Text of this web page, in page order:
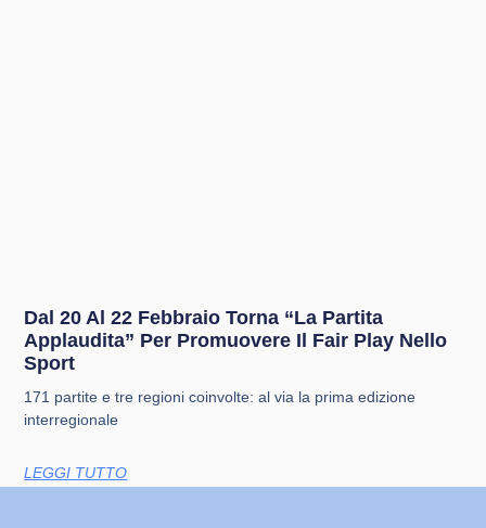
Dal 20 Al 22 Febbraio Torna “La Partita
Applaudita” Per Promuovere Il Fair Play Nello
Sport
171 partite e tre regioni coinvolte: al via la prima edizione
interregionale
LEGGI TUTTO